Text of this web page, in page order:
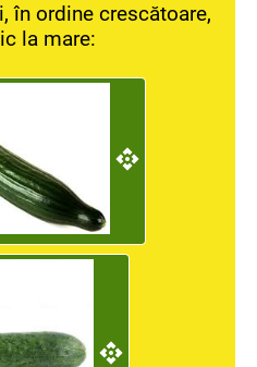
în ordine crescătoare,
la mare: